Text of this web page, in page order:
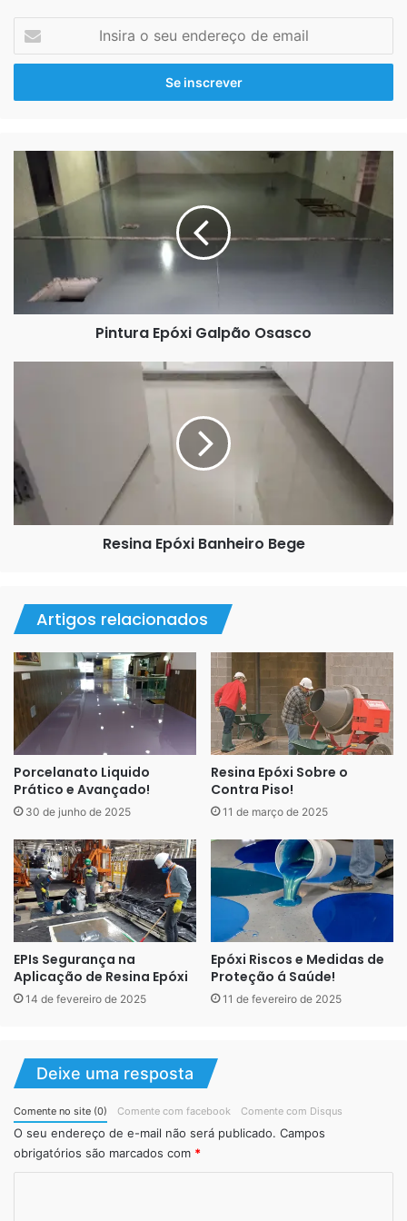
Todavia esse serviço foi feito com duas tonalidades de cinza e um
pouco de preto
Esse outro serviço foi feito em São Bernardo do Campo
SP, a cliente queria um cinza marmorizado bem clarinho,
algo mais leve…
no banheiro ela optou por bege marmorizado clarinho.
seu
de
Pintura
Epóxi
Galpão
Osasco
Pintura Epóxi Galpão Osasco
Bege
Resina Epóxi Banheiro Bege
Artigos relacionados
Porcelanato Liquido
Prático e Avançado!
30 de junho de 2025
Resina Epóxi Sobre o
Contra Piso!
11 de março de 2025
EPIs Segurança na
Aplicação de Resina Epóxi
14 de fevereiro de 2025
Epóxi Riscos e Medidas de
Proteção á Saúde!
11 de fevereiro de 2025
Deixe uma resposta
Comente no site (0) Comente com facebook Comente com Disqus
O seu endereço de e-mail não será publicado. Campos
obrigatórios são marcados com *